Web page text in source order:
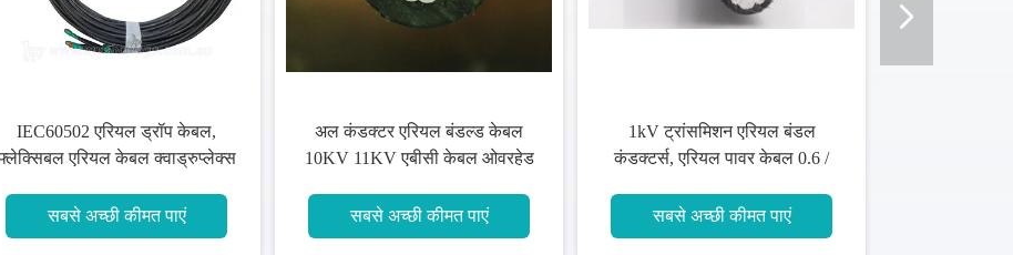
एक्सएलपीई इंसुलेशन एरियल बंच
कंडक्टर 1 मैसेंजर कंडक्टर के साथ 3
सबसे अच्छी कीमत पाएं
3 कोर एरियल बंडल्ड केबल एल्यूमीनियम
कंडक्टर न म्यान IEC 60502
सबसे अच्छी कीमत पाएं
5 कोर एरियल इंसुलेटेड केबल
एल्यूमीनियम कंडक्टर ट्रांसमिशन लॉयन
सबसे अच्छी कीमत पाएं